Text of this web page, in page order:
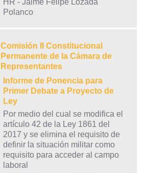
HR - Jaime Felipe Lozada
Polanco
Comisión II Constitucional
Permanente de la Cámara de
Representantes
Informe de Ponencia para
Primer Debate a Proyecto de
Ley
Por medio del cual se modifica el
artículo 42 de la Ley 1861 del
2017 y se elimina el requisito de
definir la situación militar como
requisito para acceder al campo
laboral